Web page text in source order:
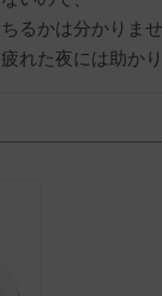
るかは分かりま
れた夜には助かり